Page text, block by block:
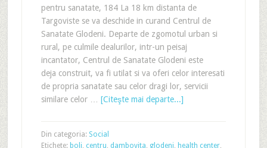
pentru sanatate, 184 La 18 km distanta de
Targoviste se va deschide in curand Centrul de
Sanatate Glodeni. Departe de zgomotul urban si
rural, pe culmile dealurilor, intr-un peisaj
incantator, Centrul de Sanatate Glodeni este
deja construit, va fi utilat si va oferi celor interesati
de propria sanatate sau celor dragi lor, servicii
similare celor … [Citeşte mai departe...]
Din categoria: Social
Etichete: boli, centru, dambovita, glodeni, health center,